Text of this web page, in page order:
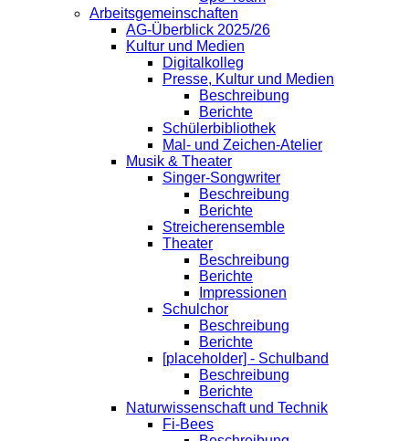
Arbeitsgemeinschaften
AG-Überblick 2025/26
Kultur und Medien
Digitalkolleg
Presse, Kultur und Medien
Beschreibung
Berichte
Schülerbibliothek
Mal- und Zeichen-Atelier
Musik & Theater
Singer-Songwriter
Beschreibung
Berichte
Streicherensemble
Theater
Beschreibung
Berichte
Impressionen
Schulchor
Beschreibung
Berichte
[placeholder] - Schulband
Beschreibung
Berichte
Naturwissenschaft und Technik
Fi-Bees